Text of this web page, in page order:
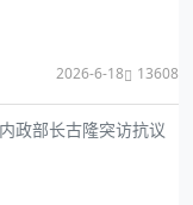
2026-6-18 13608
政部长古隆突访抗议